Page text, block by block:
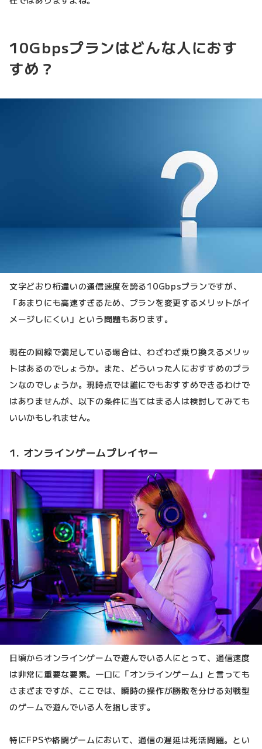
10Gbpsプランはどんな人におす
すめ？
文字どおり桁違いの通信速度を誇る10Gbpsプランですが、
「あまりにも高速すぎるため、プランを変更するメリットがイ
メージしにくい」という問題もあります。
現在の回線で満足している場合は、わざわざ乗り換えるメリッ
トはあるのでしょうか。また、どういった人におすすめのプラ
ンなのでしょうか。現時点では誰にでもおすすめできるわけで
はありませんが、以下の条件に当てはまる人は検討してみても
いいかもしれません。
1. オンラインゲームプレイヤー
日頃からオンラインゲームで遊んでいる人にとって、通信速度
は非常に重要な要素。一口に「オンラインゲーム」と言っても
さまざまですが、ここでは、瞬時の操作が勝敗を分ける対戦型
のゲームで遊んでいる人を指します。
特にFPSや格闘ゲームにおいて、通信の遅延は死活問題。とい